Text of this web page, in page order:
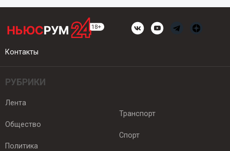
Контакты
РУБРИКИ
Лента
Общество
Политика
Транспорт
Спорт